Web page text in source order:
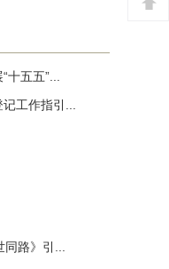
五五”...
工作指引...
路》引...